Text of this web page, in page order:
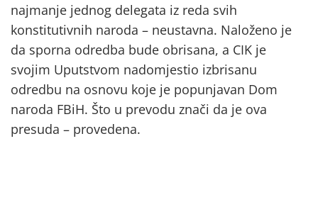
najmanje jednog delegata iz reda svih
konstitutivnih naroda – neustavna. Naloženo je
da sporna odredba bude obrisana, a CIK je
svojim Uputstvom nadomjestio izbrisanu
odredbu na osnovu koje je popunjavan Dom
naroda FBiH. Što u prevodu znači da je ova
presuda – provedena.